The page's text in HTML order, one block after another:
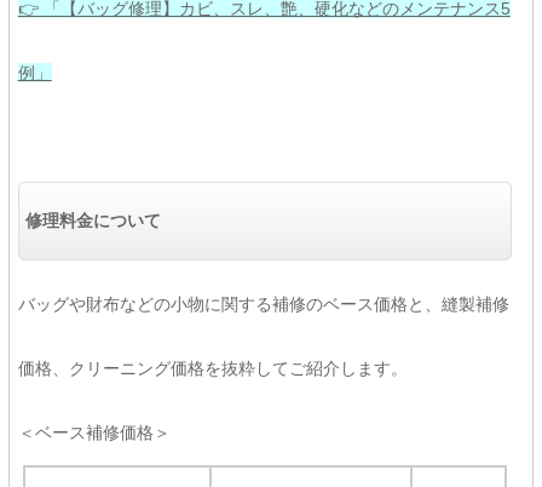
👉 「【バッグ修理】カビ、スレ、艶、硬化などのメンテナンス5
例」
修理料金について
バッグや財布などの小物に関する補修のベース価格と、縫製補修
価格、クリーニング価格を抜粋してご紹介します。
＜ベース補修価格＞